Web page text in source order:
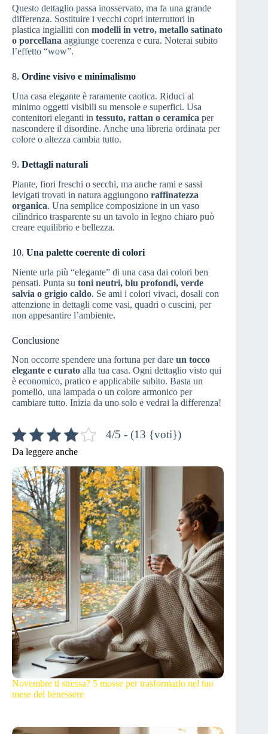
Questo dettaglio passa inosservato, ma fa una grande
differenza. Sostituire i vecchi copri interruttori in
plastica ingialliti con modelli in vetro, metallo satinato
o porcellana aggiunge coerenza e cura. Noterai subito
l’effetto “wow”.
8. Ordine visivo e minimalismo
Una casa elegante è raramente caotica. Riduci al
minimo oggetti visibili su mensole e superfici. Usa
contenitori eleganti in tessuto, rattan o ceramica per
nascondere il disordine. Anche una libreria ordinata per
colore o altezza cambia tutto.
9. Dettagli naturali
Piante, fiori freschi o secchi, ma anche rami e sassi
levigati trovati in natura aggiungono raffinatezza
organica. Una semplice composizione in un vaso
cilindrico trasparente su un tavolo in legno chiaro può
creare equilibrio e bellezza.
10. Una palette coerente di colori
Niente urla più “elegante” di una casa dai colori ben
pensati. Punta su toni neutri, blu profondi, verde
salvia o grigio caldo. Se ami i colori vivaci, dosali con
attenzione in dettagli come vasi, quadri o cuscini, per
non appesantire l’ambiente.
Conclusione
Non occorre spendere una fortuna per dare un tocco
elegante e curato alla tua casa. Ogni dettaglio visto qui
è economico, pratico e applicabile subito. Basta un
pomello, una lampada o un colore armonico per
cambiare tutto. Inizia da uno solo e vedrai la differenza!
4/5 - (13 {voti})
Da leggere anche
Novembre ti stressa? 5 mosse per trasformarlo nel tuo
mese del benessere